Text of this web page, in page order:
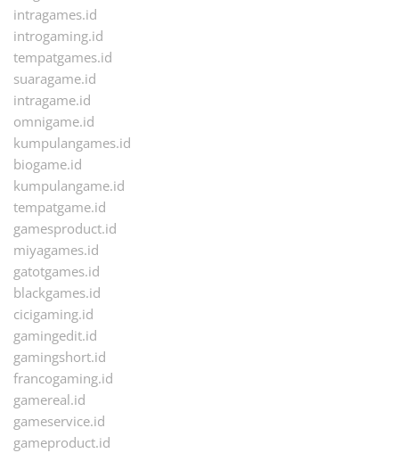
intragames.id
introgaming.id
tempatgames.id
suaragame.id
intragame.id
omnigame.id
kumpulangames.id
biogame.id
kumpulangame.id
tempatgame.id
gamesproduct.id
miyagames.id
gatotgames.id
blackgames.id
cicigaming.id
gamingedit.id
gamingshort.id
francogaming.id
gamereal.id
gameservice.id
gameproduct.id